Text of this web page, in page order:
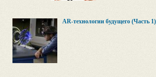
AR-технологии будущего (Часть 1)